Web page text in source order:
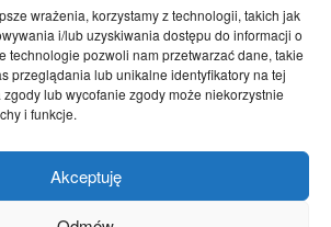
wrażenia, korzystamy z technologii, takich jak
i/lub uzyskiwania dostępu do informacji o
technologie pozwoli nam przetwarzać dane, takie
przeglądania lub unikalne identyfikatory na tej
lub wycofanie zgody może niekorzystnie
i funkcje.
Akceptuję
4601
4363
3639
2823